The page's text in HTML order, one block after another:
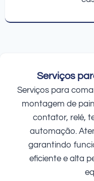
Serviços
Serviços para
montagem de
contator, relé,
automação.
garantindo
eficiente e alta